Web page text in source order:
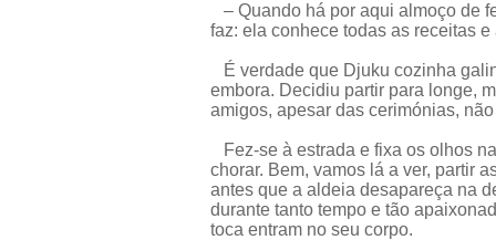
– Quando há por aqui almoço de
faz: ela conhece todas as receitas
É verdade que Djuku cozinha
embora. Decidiu partir para longe,
amigos, apesar das cerimónias,
Fez-se à estrada e fixa os olhos
chorar. Bem, vamos lá a ver, partir
antes que a aldeia desapareça na
durante tanto tempo e tão
toca entram no seu corpo.